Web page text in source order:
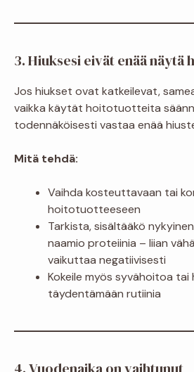
3. Hiuksesi eivät enää näytä
Jos hiukset ovat katkeilevat,
vaikka käytät hoitotuotteita
todennäköisesti vastaa enää
Mitä tehdä:
Vaihda kosteuttavaan tai
hoitotuotteeseen
Tarkista, sisältääkö
naamio proteiinia – liian
vaikuttaa negatiivisesti
Kokeile myös syvähoitoa tai
täydentämään rutiinia